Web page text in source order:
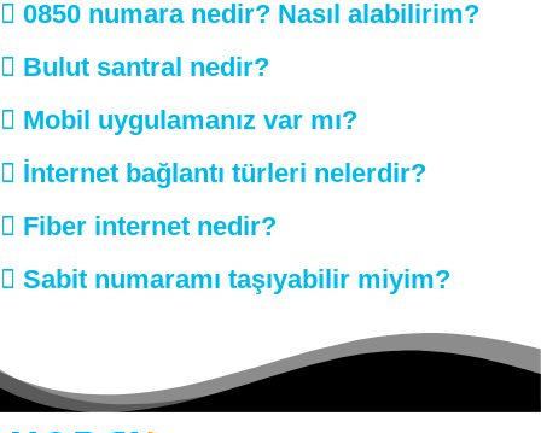
0850 numara nedir? Nasıl alabilirim?
Bulut santral nedir?
Mobil uygulamanız var mı?
İnternet bağlantı türleri nelerdir?
Fiber internet nedir?
Sabit numaramı taşıyabilir miyim?